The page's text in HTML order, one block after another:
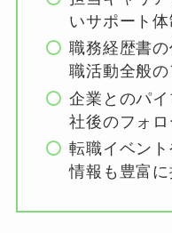
いサポート体
職務経歴書
職活動全般の
企業とのパ
社後のフォロ
転職イベン
情報も豊富に